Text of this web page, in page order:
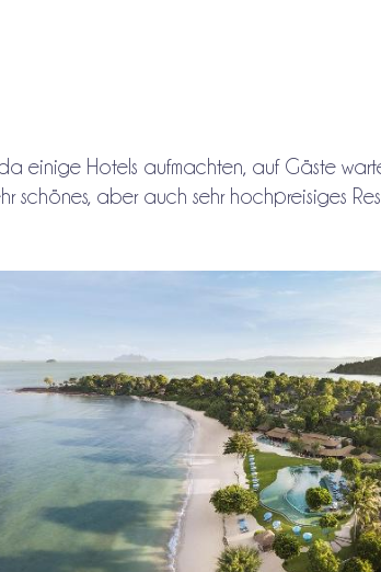
einige Hotels aufmachten, auf Gäste
schönes, aber auch sehr hochpreisiges